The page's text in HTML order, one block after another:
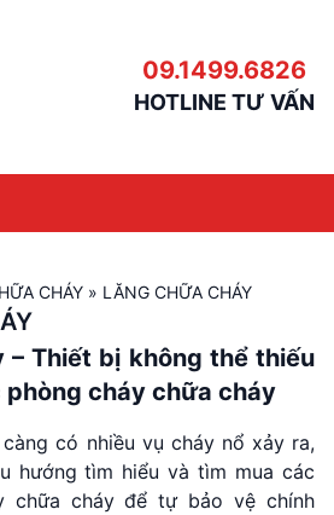
09.1499.6826
HOTLINE TƯ VẤN
CHÁY » LĂNG CHỮA CHÁY
– Thiết bị không thể thiếu
cháy chữa cháy
có nhiều vụ cháy nổ xảy ra,
hướng tìm hiểu và tìm mua các
chữa cháy để tự bảo vệ chính